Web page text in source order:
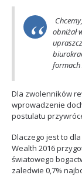
obniżał
formach
Dla zwolenników
wprowadzenie
postulatu
Dlaczego jest to
Wealth 2016
światowego
zaledwie 0,7%